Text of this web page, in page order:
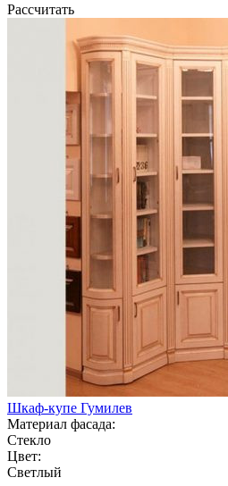
Рассчитать
Шкаф-купе Гумилев
Материал фасада:
Стекло
Цвет:
Светлый